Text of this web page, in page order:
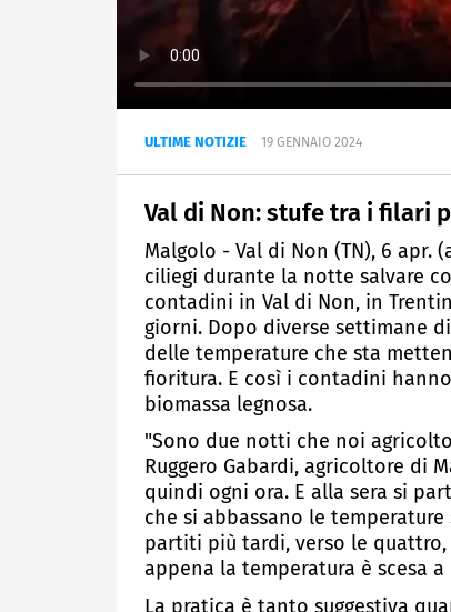
ULTIME NOTIZIE 19 GENNAIO 2024
Val di Non: stufe tra i filari
Malgolo - Val di Non (TN), 6
ciliegi durante la notte salvare
contadini in Val di Non, in
giorni. Dopo diverse settimane
delle temperature che sta
fioritura. E così i contadini
biomassa legnosa.
"Sono due notti che noi
Ruggero Gabardi, agricoltore di
quindi ogni ora. E alla sera si
che si abbassano le
partiti più tardi, verso le quattro,
appena la temperatura è scesa
La pratica è tanto suggestiva